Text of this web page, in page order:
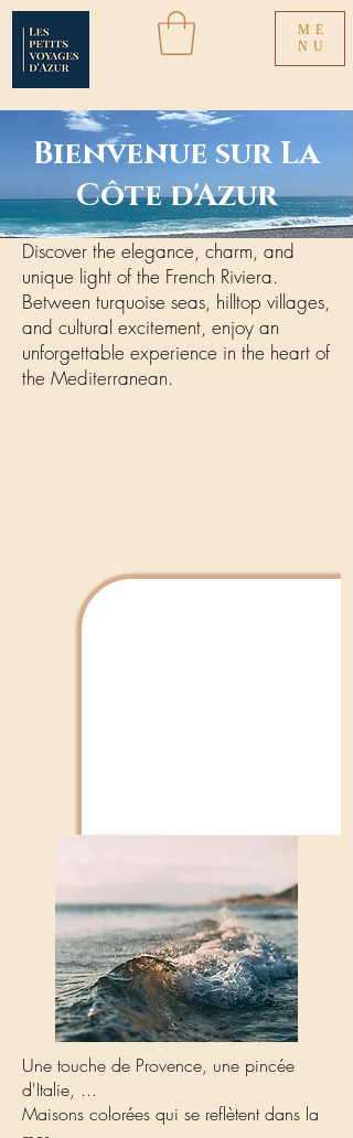
ME
NU
Bienvenue sur La
Côte d'Azur
Discover the elegance, charm, and
unique light of the French Riviera.
Between turquoise seas, hilltop villages,
and cultural excitement, enjoy an
unforgettable experience in the heart of
the Mediterranean.
Une touche de Provence, une pincée
d'Italie, ...
Maisons colorées qui se reflètent dans la